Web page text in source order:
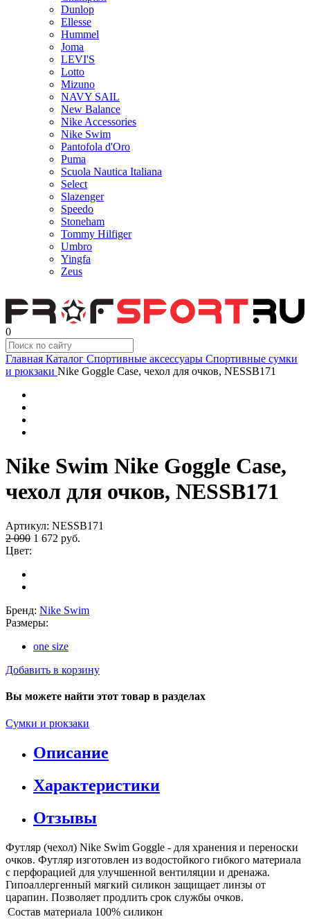
Dunlop
Ellesse
Hummel
Joma
LEVI'S
Lotto
Mizuno
NAVY SAIL
New Balance
Nike Accessories
Nike Swim
Pantofola d'Oro
Puma
Scuola Nautica Italiana
Select
Slazenger
Speedo
Stoneham
Tommy Hilfiger
Umbro
Yingfa
Zeus
0
Главная Каталог Спортивные аксессуары Спортивные сумки
и рюкзаки Nike Goggle Case, чехол для очков, NESSB171
Nike Swim Nike Goggle Case,
чехол для очков, NESSB171
Артикул: NESSB171
2 090 1 672 руб.
Цвет:
Бренд: Nike Swim
Размеры:
one size
Добавить в корзину
Вы можете найти этот товар в разделах
Сумки и рюкзаки
Описание
Характеристики
Отзывы
Футляр (чехол) Nike Swim Goggle - для хранения и переноски
очков. Футляр изготовлен из водостойкого гибкого материала
с перфорацией для улучшенной вентиляции и дренажа.
Гипоаллергенный мягкий силикон защищает линзы от
царапин. Позволяет продлить срок службы очков.
Состав материала 100% силикон